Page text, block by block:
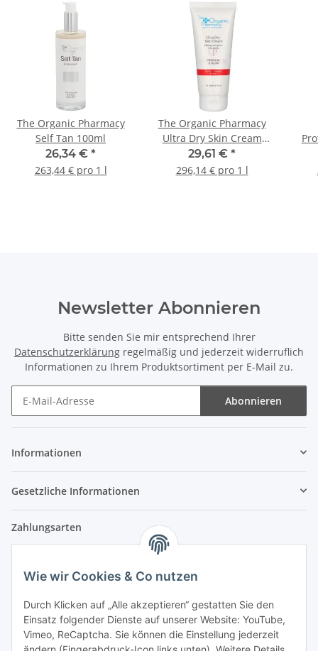
Wie wir Cookies & Co nutzen
Durch Klicken auf „Alle akzeptieren“ gestatten Sie den
Einsatz folgender Dienste auf unserer Website: YouTube,
Vimeo, ReCaptcha. Sie können die Einstellung jederzeit
The Organic Pharmacy
Self Tan 100ml
26,34 € *
263,44 € pro 1 l
The Organic Pharmacy
Ultra Dry Skin Cream
100ml
29,61 € *
296,14 € pro 1 l
Newsletter Abonnieren
Bitte senden Sie mir entsprechend Ihrer
Datenschutzerklärung regelmäßig und jederzeit widerruflich
Informationen zu Ihrem Produktsortiment per E-Mail zu.
Abonnieren
Informationen
Gesetzliche Informationen
Zahlungsarten
Versandpartner
Partner